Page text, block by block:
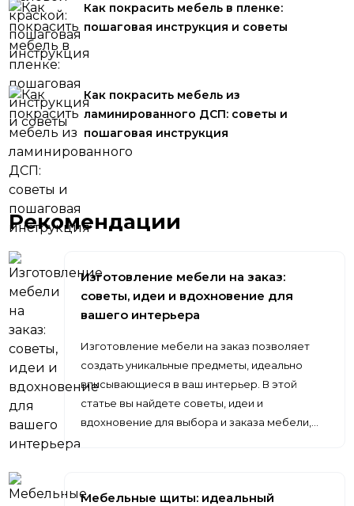
Как покрасить мебель в пленке:
пошаговая инструкция и советы
Как покрасить мебель из
ламинированного ДСП: советы и
пошаговая инструкция
Рекомендации
Изготовление мебели на заказ:
советы, идеи и вдохновение для
вашего интерьера
Изготовление мебели на заказ позволяет
создать уникальные предметы, идеально
вписывающиеся в ваш интерьер. В этой
статье вы найдете советы, идеи и
вдохновение для выбора и заказа мебели,…
Мебельные щиты: идеальный